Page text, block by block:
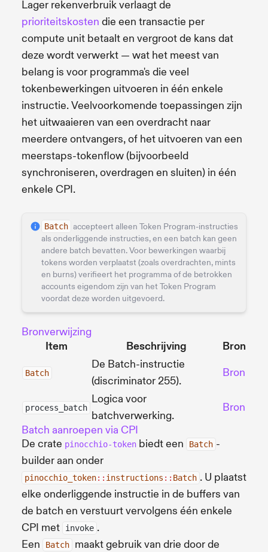
Lager rekenverbruik verlaagt de
prioriteitskosten die een transactie per
compute unit betaalt en vergroot de kans dat
deze wordt verwerkt — wat het meest van
belang is voor programma's die veel
tokenbewerkingen uitvoeren in één enkele
instructie. Veelvoorkomende toepassingen zijn
het uitwaaieren van een overdracht naar
meerdere ontvangers, of het uitvoeren van een
meerstaps-tokenflow (bijvoorbeeld
synchroniseren, overdragen en sluiten) in één
enkele CPI.
Batch accepteert alleen Token Program-instructies
als onderliggende instructies, en een batch kan geen
andere batch bevatten. Voor bewerkingen waarbij
tokens worden verplaatst (zoals overdrachten, mints
en burns) verifieert het programma of de betrokken
accounts eigendom zijn van het Token Program
voordat deze worden uitgevoerd.
Bronverwijzing
Item
Beschrijving Bron
Batch
De Batch-instructie
(discriminator 255).
Bron
process_batch
Logica voor
batchverwerking.
Bron
Batch aanroepen via CPI
De crate pinocchio-token biedt een Batch -
builder aan onder
pinocchio_token:: instructions :: Batch . U plaatst
elke onderliggende instructie in de buffers van
de batch en verstuurt vervolgens één enkele
CPI met
invoke .
Een
Batch
maakt gebruik van drie door de